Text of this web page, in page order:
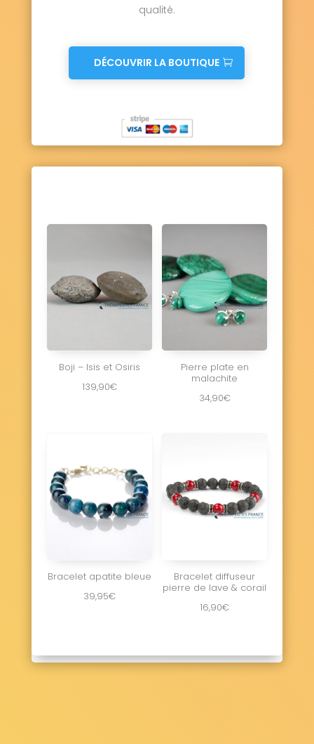
qualité.
DÉCOUVRIR LA BOUTIQUE
Boji – Isis et Osiris
139,90€
Pierre plate en
malachite
34,90€
Bracelet apatite bleue
39,95€
Bracelet diffuseur
pierre de lave & corail
16,90€